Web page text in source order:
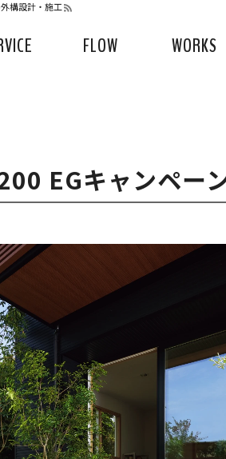
構設計・施工
FLOW WORKS
EGキャンペー